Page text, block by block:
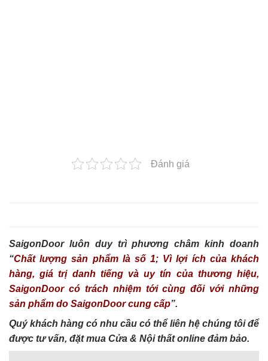
Đánh giá
SaigonDoor luôn duy trì phương châm kinh doanh
“Chất lượng sản phẩm là số 1; Vì lợi ích của khách
hàng, giá trị danh tiếng và uy tín của thương hiệu,
SaigonDoor có trách nhiệm tới cùng đối với những
sản phẩm do SaigonDoor cung cấp”.
Quý khách hàng có nhu cầu có thể liên hệ chúng tôi để
được tư vấn, đặt mua Cửa & Nội thất online đảm bảo.